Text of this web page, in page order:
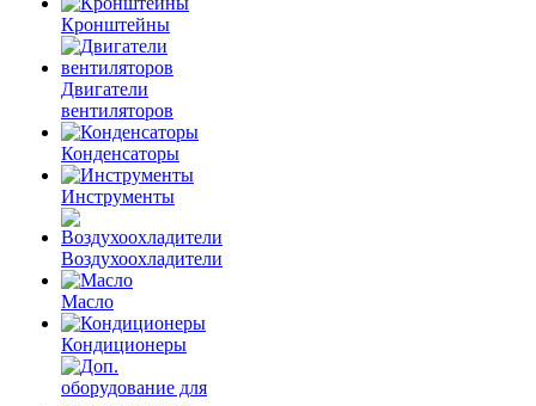
Кронштейны
Двигатели
вентиляторов
Конденсаторы
Инструменты
Воздухоохладители
Масло
Кондиционеры